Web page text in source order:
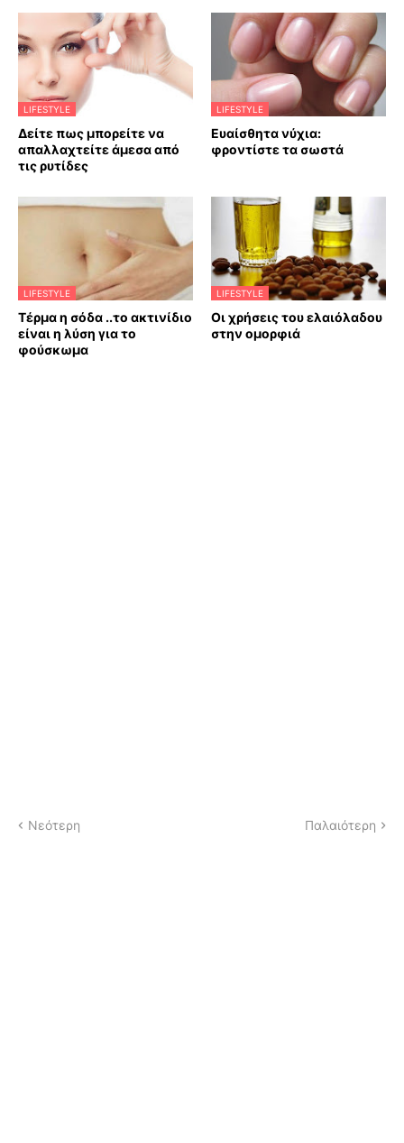
LIFESTYLE
Δείτε πως μπορείτε να
απαλλαχτείτε άμεσα από
τις ρυτίδες
LIFESTYLE
Ευαίσθητα νύχια:
φροντίστε τα σωστά
LIFESTYLE
Τέρμα η σόδα ..το ακτινίδιο
είναι η λύση για το
φούσκωμα
LIFESTYLE
Οι χρήσεις του ελαιόλαδου
στην ομορφιά
Νεότερη Παλαιότερη